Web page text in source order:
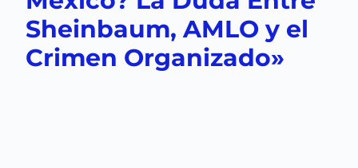
Sheinbaum, AMLO y el
Crimen Organizado»